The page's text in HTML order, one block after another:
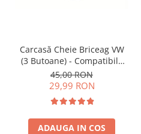
Carcasă Cheie Briceag VW
(3 Butoane) - Compatibilă
Golf 5, Jetta, Touran etc
45,00 RON
29,99 RON
ADAUGA IN COS